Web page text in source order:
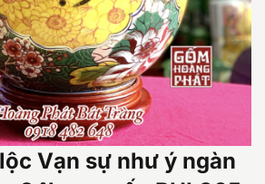
Vạn sự như ý ngàn